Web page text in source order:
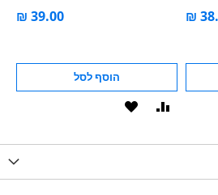
הוסף לסל
הוסף